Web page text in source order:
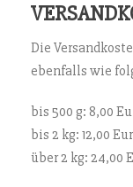
Die
ebenfalls wie
bis 500 g: 8,00
bis 2 kg: 12,00
über 2 kg: 24,00